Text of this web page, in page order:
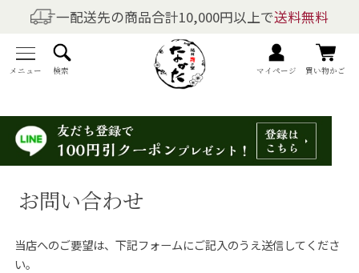
一配送先の商品合計10,000円以上で送料無料
メニュー 検索 マイページ 買い物かご
商品を探す
全商品一覧
梅干しの商品一覧
梅酒の商品一覧
梅製品・その他の商品一覧
メニュー
お問い合わせ
当店へのご要望は、下記フォームにご記入のうえ送信してくださ
い。